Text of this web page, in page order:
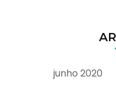
junho 2020